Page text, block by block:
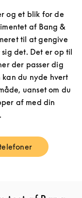
og et blik for de
af Bang &
til at gengive
det. Det er op til
der passer dig
du nyde hvert
uanset om du
af med din
in New Tab